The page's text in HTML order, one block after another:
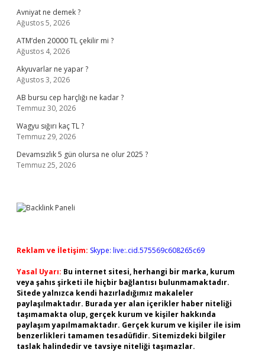
Avniyat ne demek ?
Ağustos 5, 2026
ATM’den 20000 TL çekilir mi ?
Ağustos 4, 2026
Akyuvarlar ne yapar ?
Ağustos 3, 2026
AB bursu cep harçlığı ne kadar ?
Temmuz 30, 2026
Wagyu sığırı kaç TL ?
Temmuz 29, 2026
Devamsızlık 5 gün olursa ne olur 2025 ?
Temmuz 25, 2026
Reklam ve İletişim: Skype: live:.cid.575569c608265c69
Yasal Uyarı: Bu internet sitesi, herhangi bir marka, kurum
veya şahıs şirketi ile hiçbir bağlantısı bulunmamaktadır.
Sitede yalnızca kendi hazırladığımız makaleler
paylaşılmaktadır. Burada yer alan içerikler haber niteliği
taşımamakta olup, gerçek kurum ve kişiler hakkında
paylaşım yapılmamaktadır. Gerçek kurum ve kişiler ile isim
benzerlikleri tamamen tesadüfidir. Sitemizdeki bilgiler
taslak halindedir ve tavsiye niteliği taşımazlar.